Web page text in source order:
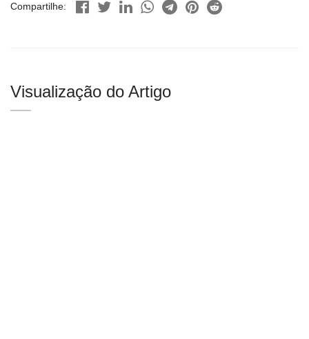
Compartilhe:
Visualização do Artigo